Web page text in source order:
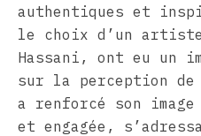
authentiques et
le choix d’un artiste
Hassani, ont eu un
sur la perception de
a renforcé son
et engagée,